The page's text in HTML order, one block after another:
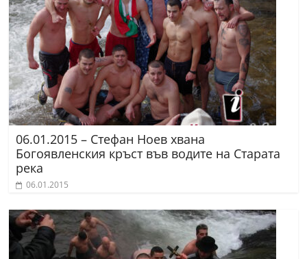
06.01.2015 – Стефан Ноев хвана
Богоявленския кръст във водите на Старата
река
06.01.2015